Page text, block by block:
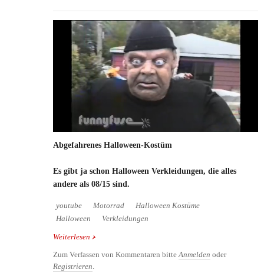
Abgefahrenes Halloween-Kostüm
Es gibt ja schon Halloween Verkleidungen, die alles
andere als 08/15 sind.
youtube Motorrad
Halloween Kostüme
Halloween
Verkleidungen
Weiterlesen über Abgefahrenes Halloween-Kostüm
Zum Verfassen von Kommentaren bitteAnmelden oder
Registrieren.